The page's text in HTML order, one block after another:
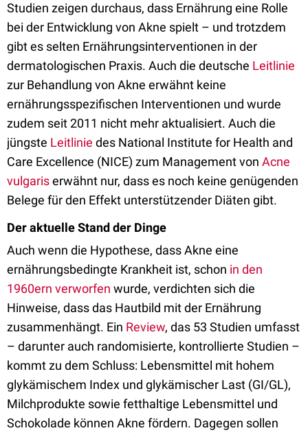
Studien zeigen durchaus, dass Ernährung eine Rolle
bei der Entwicklung von Akne spielt – und trotzdem
gibt es selten Ernährungsinterventionen in der
dermatologischen Praxis. Auch die deutsche Leitlinie
zur Behandlung von Akne erwähnt keine
ernährungsspezifischen Interventionen und wurde
zudem seit 2011 nicht mehr aktualisiert. Auch die
jüngste Leitlinie des National Institute for Health and
Care Excellence (NICE) zum Management von Acne
vulgariserwähnt nur, dass es noch keine genügenden
Belege für den Effekt unterstützender Diäten gibt.
Der aktuelle Stand der Dinge
Auch wenn die Hypothese, dass Akne eine
ernährungsbedingte Krankheit ist, schon in den
1960ern verworfen wurde, verdichten sich die
Hinweise, dass das Hautbild mit der Ernährung
zusammenhängt. Ein Review, das 53 Studien umfasst
– darunter auch randomisierte, kontrollierte Studien –
kommt zu dem Schluss: Lebensmittel mit hohem
glykämischem Index und glykämischer Last (GI/GL),
Milchprodukte sowie fetthaltige Lebensmittel und
Schokolade können Akne fördern. Dagegen sollen